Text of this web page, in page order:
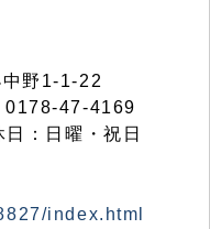
野1-1-22
47-4169
：日曜・祝日
index.html